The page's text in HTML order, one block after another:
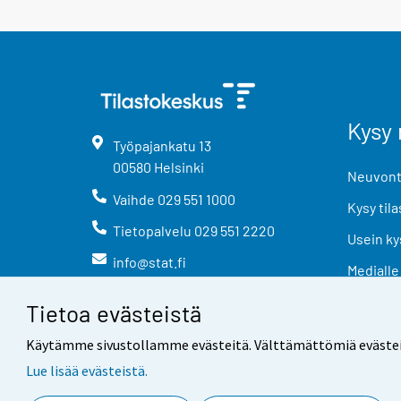
Tietoa evästeistä
Käytämme sivustollamme evästeitä. Välttämättömiä
Lue lisää evästeistä.
Työpajankatu 13
00580 Helsinki
Vaihde 029 551 1000
Tietopalvelu 029 551 2220
info@stat.fi
Kysy
Usein
Medialle